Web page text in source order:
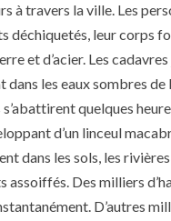
à travers la ville. Les
déchiquetés, leur corps
et d’acier. Les
les eaux sombres de
quelques
d’un linceul
dans les sols, les
assoiffés. Des milliers
D’autres